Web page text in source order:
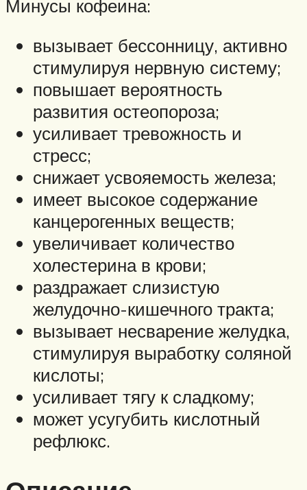
Минусы кофеина:
вызывает бессонницу, активно
стимулируя нервную систему;
повышает вероятность
развития остеопороза;
усиливает тревожность и
стресс;
снижает усвояемость железа;
имеет высокое содержание
канцерогенных веществ;
увеличивает количество
холестерина в крови;
раздражает слизистую
желудочно-кишечного тракта;
вызывает несварение желудка,
стимулируя выработку соляной
кислоты;
усиливает тягу к сладкому;
может усугубить кислотный
рефлюкс.